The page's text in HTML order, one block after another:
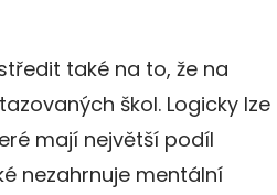
také na to, že na
škol. Logicky lze
mají největší podíl
nezahrnuje mentální